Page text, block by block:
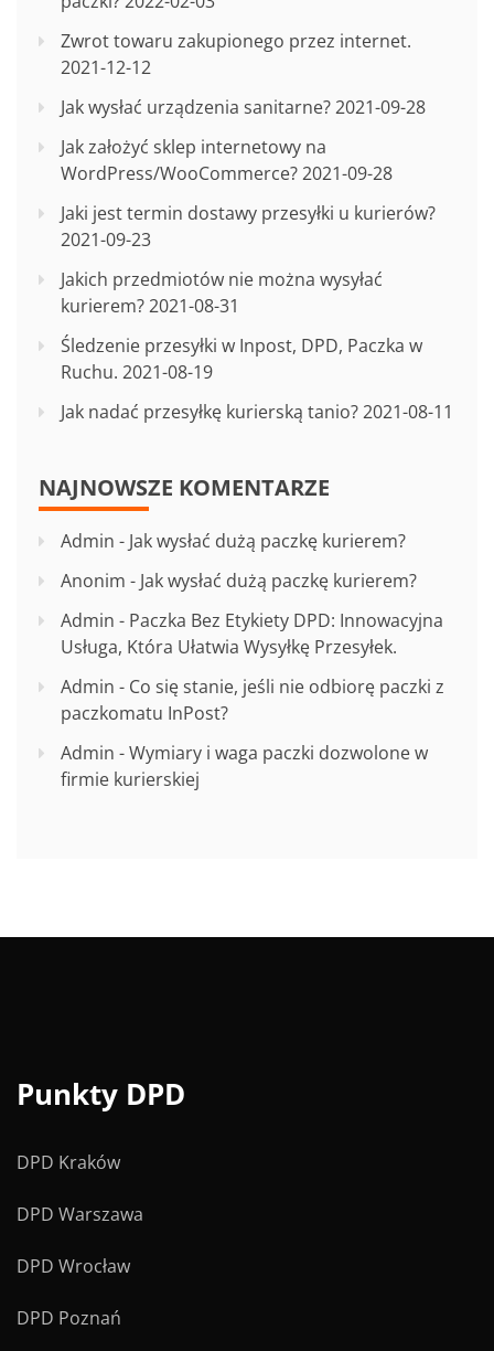
Zwrot towaru zakupionego przez internet.
2021-12-12
Jak wysłać urządzenia sanitarne?2021-09-28
Jak założyć sklep internetowy na
WordPress/WooCommerce?2021-09-28
Jaki jest termin dostawy przesyłki u kurierów?
2021-09-23
Jakich przedmiotów nie można wysyłać
kurierem?2021-08-31
Śledzenie przesyłki w Inpost, DPD, Paczka w
Ruchu. 2021-08-19
Jak nadać przesyłkę kurierską tanio?2021-08-11
NAJNOWSZE KOMENTARZE
Admin - Jak wysłać dużą paczkę kurierem?
Anonim - Jak wysłać dużą paczkę kurierem?
Admin - Paczka Bez Etykiety DPD: Innowacyjna
Usługa, Która Ułatwia Wysyłkę Przesyłek.
Admin - Co się stanie, jeśli nie odbiorę paczki z
paczkomatu InPost?
Admin -Wymiary i waga paczki dozwolone w
firmie kurierskiej
Punkty DPD
DPD Kraków
DPD Warszawa
DPD Wrocław
DPD Poznań